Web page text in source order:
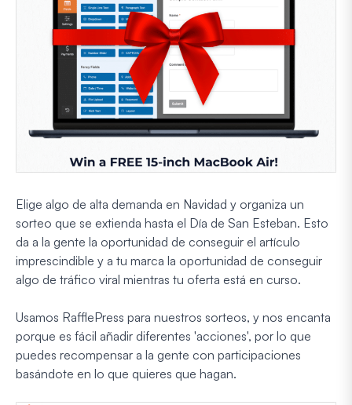
Elige algo de alta demanda en Navidad y organiza un
sorteo que se extienda hasta el Día de San Esteban. Esto
da a la gente la oportunidad de conseguir el artículo
imprescindible y a tu marca la oportunidad de conseguir
algo de tráfico viral mientras tu oferta está en curso.
Usamos RafflePress para nuestros sorteos, y nos encanta
porque es fácil añadir diferentes 'acciones', por lo que
puedes recompensar a la gente con participaciones
basándote en lo que quieres que hagan.